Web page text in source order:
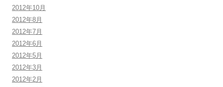
2012年10月
2012年8月
2012年7月
2012年6月
2012年5月
2012年3月
2012年2月